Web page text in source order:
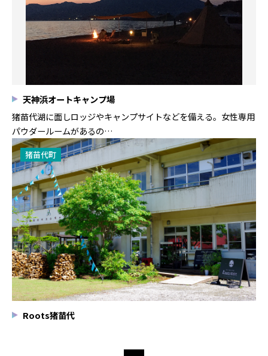
天神浜オートキャンプ場
猪苗代湖に面しロッジやキャンプサイトなどを備える。女性専用
パウダールームがあるの…
猪苗代町
Roots猪苗代